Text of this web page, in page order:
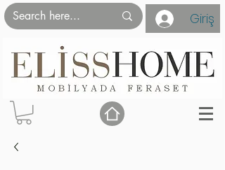
Giriş